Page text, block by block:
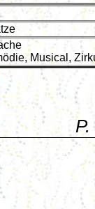
Musical,